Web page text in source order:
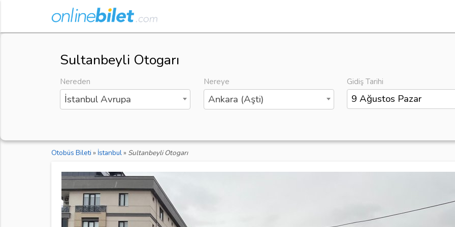
Sultanbeyli Otogarı
Nereden
İstanbul Avrupa
Nereye
Ankara (Aşti)
Gidiş Tarihi
Otobüs Bileti » İstanbul» Sultanbeyli Otogarı